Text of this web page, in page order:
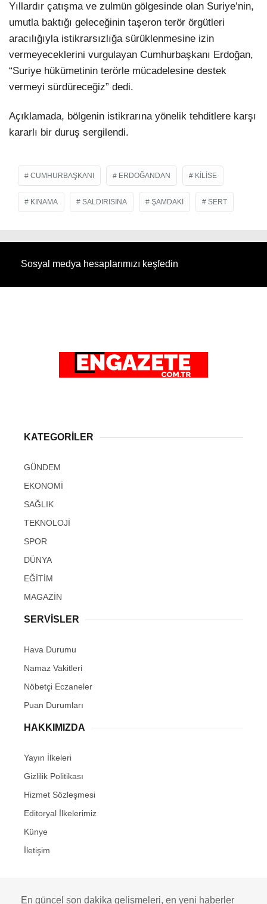
Yıllardır çatışma ve zulmün gölgesinde olan Suriye’nin,
umutla baktığı geleceğinin taşeron terör örgütleri
aracılığıyla istikrarsızlığa sürüklenmesine izin
vermeyeceklerini vurgulayan Cumhurbaşkanı Erdoğan,
“Suriye hükümetinin terörle mücadelesine destek
vermeyi sürdüreceğiz” dedi.
Açıklamada, bölgenin istikrarına yönelik tehditlere karşı
kararlı bir duruş sergilendi.
CUMHURBAŞKANI ERDOĞANDAN KILISE
KINAMA SALDIRISINA ŞAMDAKI SERT
Sosyal medya hesaplarımızı keşfedin
KATEGORİLER
GÜNDEM
EKONOMİ
SAĞLIK
TEKNOLOJİ
SPOR
DÜNYA
EĞİTİM
MAGAZİN
SERVİSLER
Hava Durumu
Namaz Vakitleri
Nöbetçi Eczaneler
Puan Durumları
HAKKIMIZDA
Yayın İlkeleri
Gizlilik Politikası
Hizmet Sözleşmesi
Editoryal İlkelerimiz
Künye
İletişim
En güncel son dakika gelişmeleri, en yeni haberler